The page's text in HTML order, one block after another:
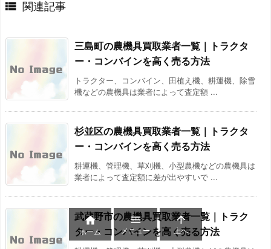
 関連記事
三島町の農機具買取業者一覧｜トラクタ
ー・コンバインを高く売る方法
トラクター、コンバイン、田植え機、耕運機、除雪
機などの農機具は業者によって査定額 ...
杉並区の農機具買取業者一覧｜トラクタ
ー・コンバインを高く売る方法
耕運機、管理機、草刈機、小型農機などの農機具は
業者によって査定額に差が出やすいで ...
武蔵野市の農機具買取業者一覧｜トラク
ター・コンバインを高く売る方法

ホーム

メニュー

上へ